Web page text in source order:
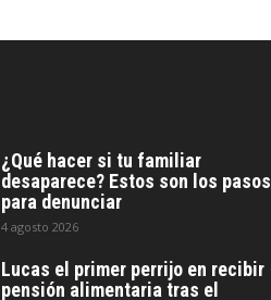
¿Qué hacer si tu familiar
desaparece? Estos son los pasos
para denunciar
4 agosto 2026
Lucas el primer perrijo en recibir
pensión alimentaria tras el